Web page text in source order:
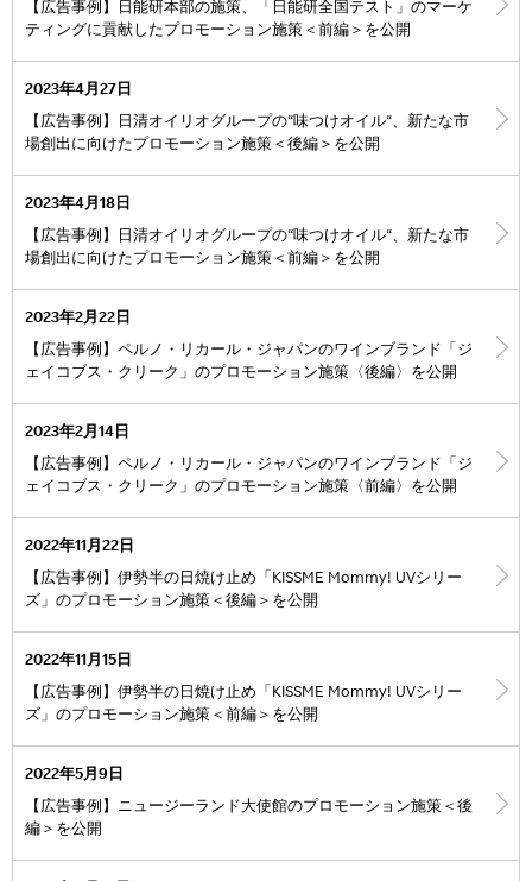
【広告事例】日能研本部の施策、「日能研全国テスト」のマーケ
ティングに貢献したプロモーション施策＜前編＞を公開
2023年4月27日
【広告事例】日清オイリオグループの“味つけオイル“、新たな市
場創出に向けたプロモーション施策＜後編＞を公開
2023年4月18日
【広告事例】日清オイリオグループの“味つけオイル“、新たな市
場創出に向けたプロモーション施策＜前編＞を公開
2023年2月22日
【広告事例】ペルノ・リカール・ジャパンのワインブランド「ジ
ェイコブス・クリーク」のプロモーション施策〈後編〉を公開
2023年2月14日
【広告事例】ペルノ・リカール・ジャパンのワインブランド「ジ
ェイコブス・クリーク」のプロモーション施策〈前編〉を公開
2022年11月22日
【広告事例】伊勢半の日焼け止め「KISSME Mommy! UVシリー
ズ」のプロモーション施策＜後編＞を公開
2022年11月15日
【広告事例】伊勢半の日焼け止め「KISSME Mommy! UVシリー
ズ」のプロモーション施策＜前編＞を公開
2022年5月9日
【広告事例】ニュージーランド大使館のプロモーション施策＜後
編＞を公開